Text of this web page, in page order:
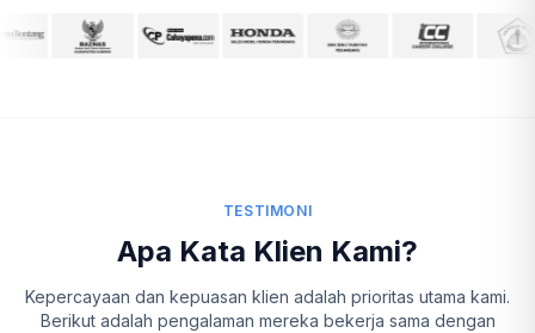
TESTIMONI
Apa Kata Klien Kami?
Kepercayaan dan kepuasan klien adalah prioritas utama kami.
Berikut adalah pengalaman mereka bekerja sama dengan